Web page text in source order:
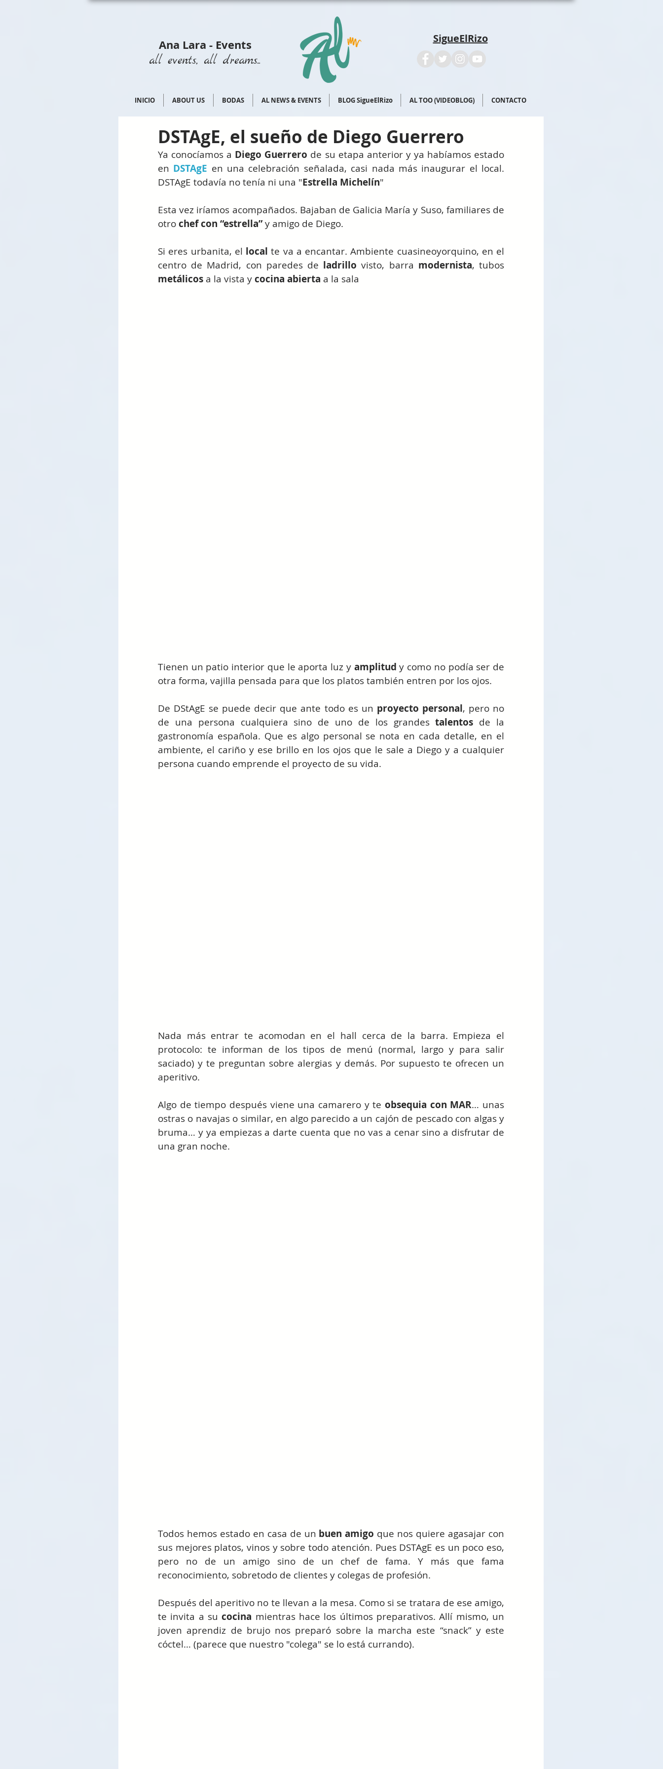
all events, all dreams...
Ana Lara - Events SigueElRizo
INICIO ABOUT US BODAS AL NEWS & EVENTS BLOG SigueElRizo AL TOO (VIDEOBLOG) CONTACTO
DSTAgE, el sueño de Diego Guerrero
Ya conocíamos a Diego Guerrero de su etapa anterior y ya habíamos estado
en DSTAgE en una celebración señalada, casi nada más inaugurar el local.
DSTAgE todavía no tenía ni una "Estrella Michelín"
Esta vez iríamos acompañados. Bajaban de Galicia María y Suso, familiares de
otro chef con “estrella” y amigo de Diego.
Si eres urbanita, el local te va a encantar. Ambiente cuasineoyorquino, en el
centro de Madrid, con paredes de ladrillo visto, barra modernista
metálicos a la vista y cocina abierta a la sala
Tienen un patio interior que le aporta luz y amplitud y como no podía ser de
otra forma, vajilla pensada para que los platos también entren por los ojos.
De DStAgE se puede decir que ante todo es un proyecto personal, pero no
de una persona cualquiera sino de uno de los grandes talentos de la
gastronomía española. Que es algo personal se nota en cada detalle, en el
ambiente, el cariño y ese brillo en los ojos que le sale a Diego y a cualquier
persona cuando emprende el proyecto de su vida.
Nada más entrar te acomodan en el hall cerca de la barra. Empieza el
protocolo: te informan de los tipos de menú (normal, largo y para salir
saciado) y te preguntan sobre alergias y demás. Por supuesto te ofrecen un
aperitivo.
Algo de tiempo después viene una camarero y te obsequia con MAR… unas
ostras o navajas o similar, en algo parecido a un cajón de pescado con algas y
bruma… y ya empiezas a darte cuenta que no vas a cenar sino a disfrutar de
una gran noche.
Todos hemos estado en casa de un buen amigo que nos quiere agasajar con
sus mejores platos, vinos y sobre todo atención. Pues DSTAgE es un poco eso,
pero no de un amigo sino de un chef de fama. Y más que fama
reconocimiento, sobretodo de clientes y colegas de profesión.
Después del aperitivo no te llevan a la mesa. Como si se tratara de ese amigo,
te invita a su cocina mientras hace los últimos preparativos. Allí mismo, un
joven aprendiz de brujo nos preparó sobre la marcha este “snack” y este
cóctel… (parece que nuestro "colega" se lo está currando).